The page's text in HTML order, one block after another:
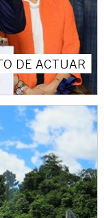
DE ACTUAR